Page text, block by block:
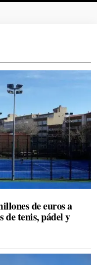
de euros a
de tenis, pádel y